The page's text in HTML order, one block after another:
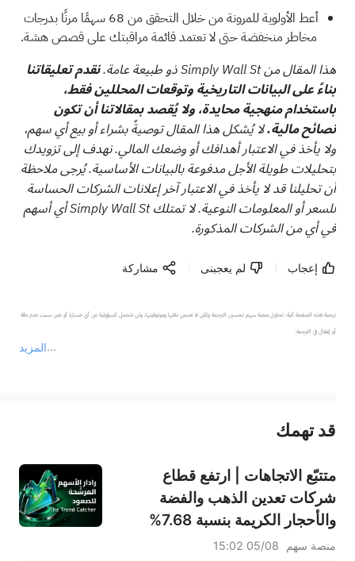
أعط الأولوية للمرونة من خلال التحقق من
68 سهمًا مرنًا بدرجات
مخاطر منخفضةحتى لا تعتمد قائمة مراقبتك على قصص هشة.
هذا المقال من Simply Wall St ذو طبيعة عامة.
نقدم تعليقاتنا
بناءً على البيانات التاريخية وتوقعات المحللين فقط،
باستخدام منهجية محايدة، ولا يُقصد بمقالاتنا أن تكون
نصائح مالية.لا يُشكل هذا المقال توصيةً بشراء أو بيع أي سهم،
ولا يأخذ في الاعتبار أهدافك أو وضعك المالي. نهدف إلى تزويدك
بتحليلات طويلة الأجل مدفوعة بالبيانات الأساسية. يُرجى ملاحظة
أن تحليلنا قد لا يأخذ في الاعتبار آخر إعلانات الشركات الحساسة
للسعر أو المعلومات النوعية. لا تمتلك Simply Wall St أي أسهم
في أي من الشركات المذكورة.
إعجاب لم يعجبنى مشاركة
المزيد
ترجمة هذه الصفحة آلية. تحاول منصة سهم تحسين الترجمة ولكن لا تضمن دقتها وموثوقيتها، ولن تتحمل المسؤولية عن أي خسارة أو ضرر بسبب عدم دقة
أو إغفال في الترجمة.
عند الضرورة، يرجى استشارة مستشار استثمار محترف. لا تقدم منصة سهم أي مشورة استثمارية، ولا تقدم أي التزامات أو ضمانات.
قد تهمك
متتبّع الاتجاهات | ارتفع قطاع
شركات تعدين الذهب والفضة
والأحجار الكريمة بنسبة 7.68%
منصة سهم 05/08 15:02